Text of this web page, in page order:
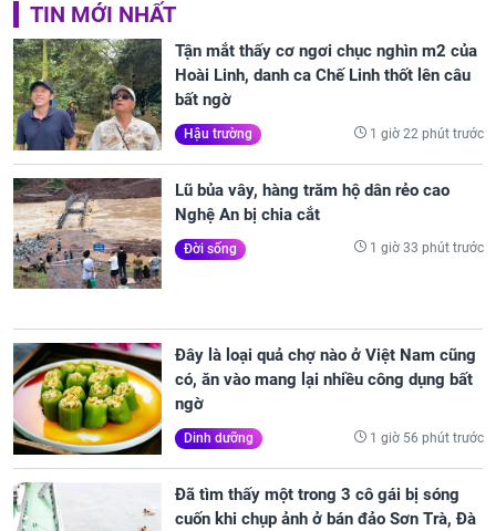
TIN MỚI NHẤT
Tận mắt thấy cơ ngơi chục nghìn m2 của
Hoài Linh, danh ca Chế Linh thốt lên câu
bất ngờ
Hậu trường 1 giờ 22 phút trước
Lũ bủa vây, hàng trăm hộ dân rẻo cao
Nghệ An bị chia cắt
Đời sống 1 giờ 33 phút trước
Đây là loại quả chợ nào ở Việt Nam cũng
có, ăn vào mang lại nhiều công dụng bất
ngờ
Dinh dưỡng 1 giờ 56 phút trước
Đã tìm thấy một trong 3 cô gái bị sóng
cuốn khi chụp ảnh ở bán đảo Sơn Trà, Đà